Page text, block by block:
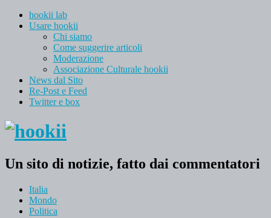
hookii lab
Usare hookii
Chi siamo
Come suggerire articoli
Moderazione
Associazione Culturale hookii
News dal Sito
Re-Post e Feed
Twitter e box
Un sito di notizie, fatto dai commentatori
Italia
Mondo
Politica